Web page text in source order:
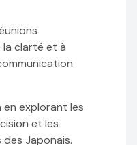
clarté et à
explorant les
et les
Japonais.